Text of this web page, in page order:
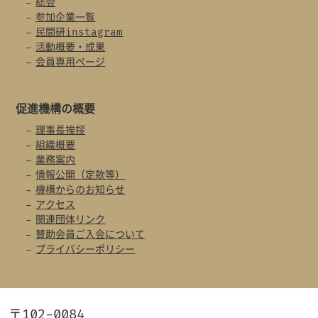
総会
参加企業一覧
民間研instagram
活動概要・成果
会員専用ページ
促進機構の概要
理事長挨拶
組織概要
業務案内
情報公開（定款等）
機構からのお知らせ
アクセス
関連団体リンク
賛助会員ご入会について
プライバシーポリシー
〒102-0084